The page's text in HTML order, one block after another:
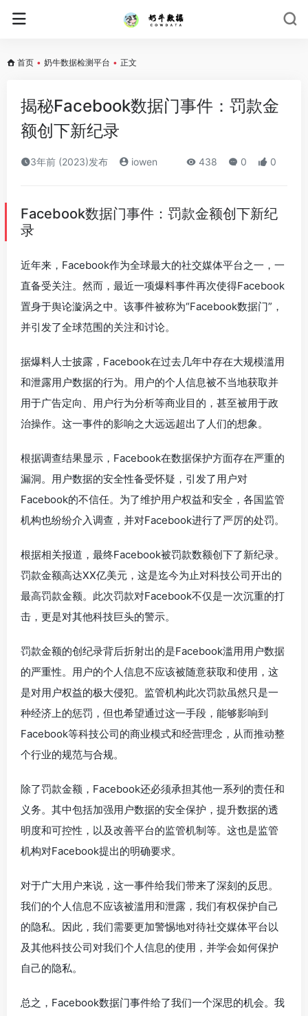
首页 • 奶牛数据检测平台 • 正文
揭秘Facebook数据门事件：罚款金
额创下新纪录
3年前 (2023)发布 iowen 438 0 0
Facebook数据门事件：罚款金额创下新纪
录
近年来，Facebook作为全球最大的社交媒体平台之一，一
直备受关注。然而，最近一项爆料事件再次使得Facebook
置身于舆论漩涡之中。该事件被称为“Facebook数据门”，
并引发了全球范围的关注和讨论。
据爆料人士披露，Facebook在过去几年中存在大规模滥用
和泄露用户数据的行为。用户的个人信息被不当地获取并
用于广告定向、用户行为分析等商业目的，甚至被用于政
治操作。这一事件的影响之大远远超出了人们的想象。
根据调查结果显示，Facebook在数据保护方面存在严重的
漏洞。用户数据的安全性备受怀疑，引发了用户对
Facebook的不信任。为了维护用户权益和安全，各国监管
机构也纷纷介入调查，并对Facebook进行了严厉的处罚。
根据相关报道，最终Facebook被罚款数额创下了新纪录。
罚款金额高达XX亿美元，这是迄今为止对科技公司开出的
最高罚款金额。此次罚款对Facebook不仅是一次沉重的打
击，更是对其他科技巨头的警示。
罚款金额的创纪录背后折射出的是Facebook滥用用户数据
的严重性。用户的个人信息不应该被随意获取和使用，这
是对用户权益的极大侵犯。监管机构此次罚款虽然只是一
种经济上的惩罚，但也希望通过这一手段，能够影响到
Facebook等科技公司的商业模式和经营理念，从而推动整
个行业的规范与合规。
除了罚款金额，Facebook还必须承担其他一系列的责任和
义务。其中包括加强用户数据的安全保护，提升数据的透
明度和可控性，以及改善平台的监管机制等。这也是监管
机构对Facebook提出的明确要求。
对于广大用户来说，这一事件给我们带来了深刻的反思。
我们的个人信息不应该被滥用和泄露，我们有权保护自己
的隐私。因此，我们需要更加警惕地对待社交媒体平台以
及其他科技公司对我们个人信息的使用，并学会如何保护
自己的隐私。
总之，Facebook数据门事件给了我们一个深思的机会。我